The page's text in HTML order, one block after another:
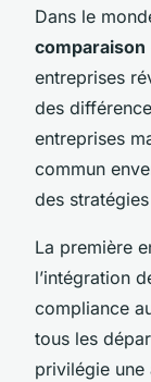
Dans le
comparaison
entreprises
des
entreprises
commun
des
La première
l’intégration
compliance
tous les
privilégie